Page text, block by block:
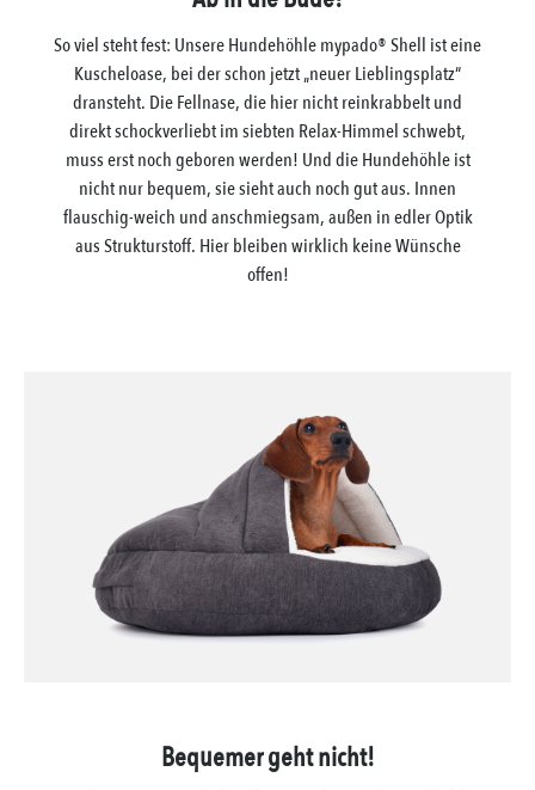
So viel steht fest: Unsere Hundehöhle mypado® Shell ist eine
Kuscheloase, bei der schon jetzt „neuer Lieblingsplatz“
dransteht. Die Fellnase, die hier nicht reinkrabbelt und
direkt schockverliebt im siebten Relax-Himmel schwebt,
muss erst noch geboren werden! Und die Hundehöhle ist
nicht nur bequem, sie sieht auch noch gut aus. Innen
flauschig-weich und anschmiegsam, außen in edler Optik
aus Strukturstoff. Hier bleiben wirklich keine Wünsche
offen!
Bequemer geht nicht!